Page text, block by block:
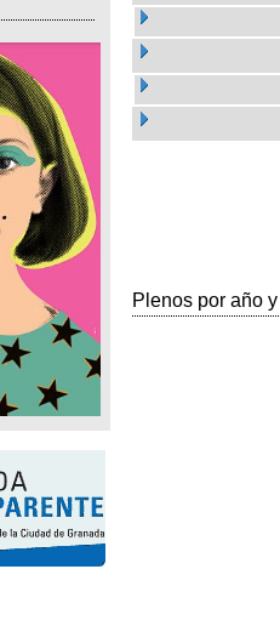
Plenos por año